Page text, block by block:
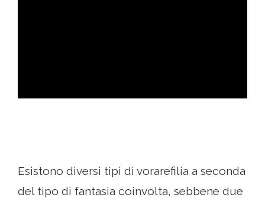
Esistono diversi tipi di vorarefilia a seconda
del tipo di fantasia coinvolta, sebbene due